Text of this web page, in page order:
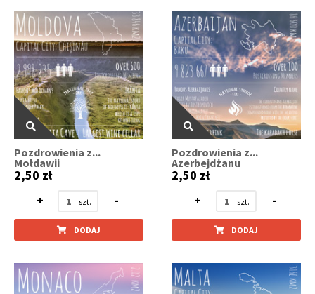
Pozdrowienia z...
Mołdawii
2,50 zł
+
-
DODAJ
Pozdrowienia z...
Azerbejdżanu
2,50 zł
+
-
DODAJ